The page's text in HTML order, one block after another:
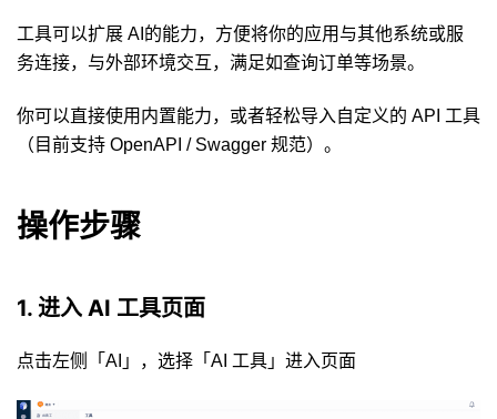
工具可以扩展 AI的能力，方便将你的应用与其他系统或服
务连接，与外部环境交互，满足如查询订单等场景。
你可以直接使用内置能力，或者轻松导入自定义的 API 工具
（目前支持 OpenAPI / Swagger 规范）。
操作步骤
1. 进入 AI 工具页面
点击左侧「AI」，选择「AI 工具」进入页面